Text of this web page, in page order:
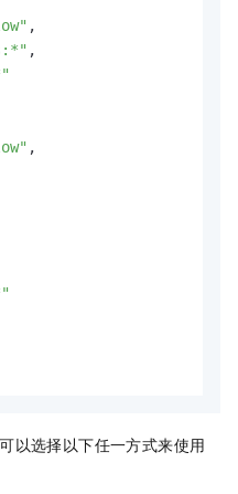
,
,
,
以选择以下任一方式来使用